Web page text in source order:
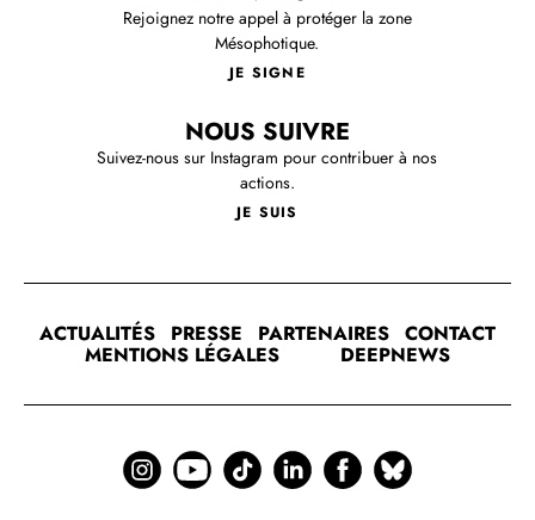
Rejoignez notre appel à protéger la zone
Mésophotique.
JE SIGNE
NOUS SUIVRE
Suivez-nous sur Instagram pour contribuer à nos
actions.
JE SUIS
ACTUALITÉS PRESSE PARTENAIRES CONTACT
MENTIONS LÉGALES DEEPNEWS